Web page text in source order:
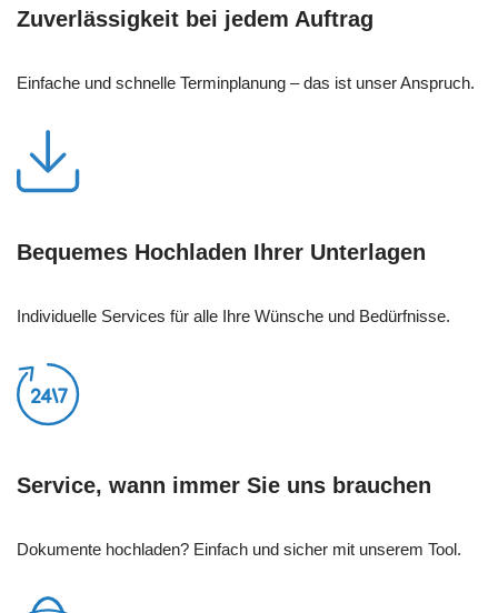
Zuverlässigkeit bei jedem Auftrag
Einfache und schnelle Terminplanung – das ist unser Anspruch.
Bequemes Hochladen Ihrer Unterlagen
Individuelle Services für alle Ihre Wünsche und Bedürfnisse.
Service, wann immer Sie uns brauchen
Dokumente hochladen? Einfach und sicher mit unserem Tool.